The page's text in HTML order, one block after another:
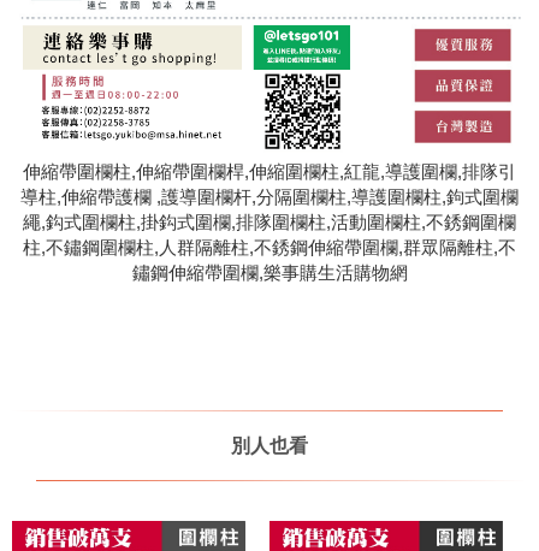
伸縮帶圍欄柱,伸縮帶圍欄桿,伸縮圍欄柱,紅龍,導護圍欄,排隊引
導柱,伸縮帶護欄 ,護導圍欄杆,分隔圍欄柱,導護圍欄柱,鉤式圍欄
繩,鈎式圍欄柱,掛鈎式圍欄,排隊圍欄柱,活動圍欄柱,不銹鋼圍欄
柱,不鏽鋼圍欄柱,人群隔離柱,不銹鋼伸縮帶圍欄,群眾隔離柱,不
鏽鋼伸縮帶圍欄,樂事購生活購物網
別人也看